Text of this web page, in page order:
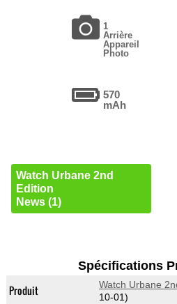
1
Arrière
Appareil
Photo
570
mAh
Watch Urbane 2nd
Edition
News (1)
Spécifications
Produit Watch Urbane
10-01)